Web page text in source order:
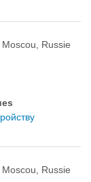
Moscou, Russie
Moscou, Russie